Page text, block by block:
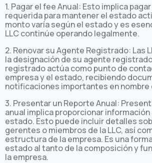
1. Pagar el fee Anual: Esto implica
requerida para mantener el estado
monto varía según el estado y es
LLC continúe operando legalmente.
2. Renovar su Agente Registrado: Las
la designación de su agente
registrado actúa como punto de
empresa y el estado, recibiendo
notificaciones importantes en nombre
3. Presentar un Reporte Anual:
anual implica proporcionar
estado. Esto puede incluir detalles
gerentes o miembros de la LLC, así
estructura de la empresa. Es una
estado al tanto de la composición y
la empresa.